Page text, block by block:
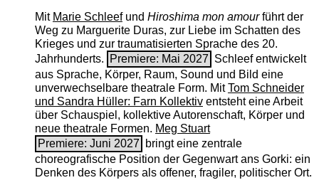
Mit Marie Schleefund Hiroshima mon amourführt der
Weg zu Marguerite Duras, zur Liebe im Schatten des
Krieges und zur traumatisierten Sprache des 20.
Jahrhunderts.
Premiere: Mai 2027 Schleef entwickelt
aus Sprache, Körper, Raum, Sound und Bild eine
unverwechselbare theatrale Form. MitTom Schneider
und Sandra Hüller: Farn Kollektiventsteht eine Arbeit
über Schauspiel, kollektive Autorenschaft, Körper und
neue theatrale Formen. Meg Stuart
Premiere: Juni 2027
bringt eine zentrale
choreografische Position der Gegenwart ans Gorki: ein
Denken des Körpers als offener, fragiler, politischer Ort.